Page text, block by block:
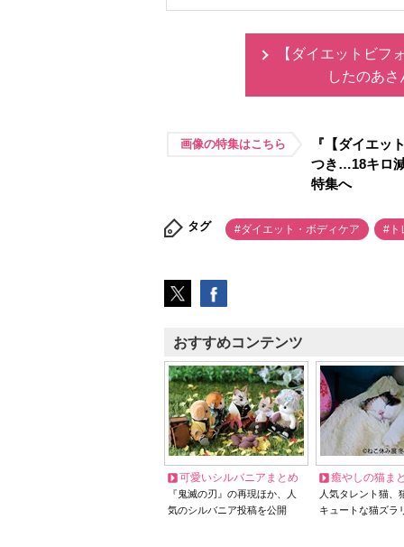
【ダイエットビフ
したのあ
画像の特集はこちら
『【ダイエッ
つき…18キロ
特集へ
タグ #ダイエット・ボディケア #ト
おすすめコンテンツ
可愛いシルバニアまとめ
『鬼滅の刃』の再現ほか、人
気のシルバニア投稿を公開
癒やしの猫ま
人気タレント猫
キュートな猫ズラ